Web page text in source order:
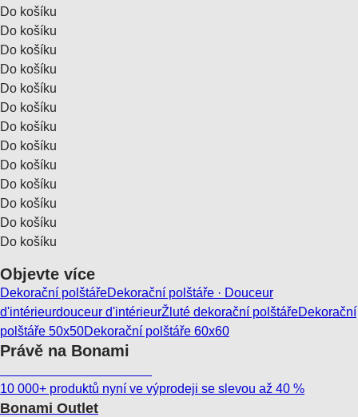
Do košíku
Do košíku
Do košíku
Do košíku
Do košíku
Do košíku
Do košíku
Do košíku
Do košíku
Do košíku
Do košíku
Do košíku
Do košíku
Objevte více
Dekorační polštářeDekorační polštáře · Douceur
d'intérieurdouceur d'intérieurŽluté dekorační polštářeDekorační
polštáře 50x50Dekorační polštáře 60x60
Právě na Bonami
10 000+ produktů nyní ve výprodeji se slevou až 40 %
Bonami Outlet